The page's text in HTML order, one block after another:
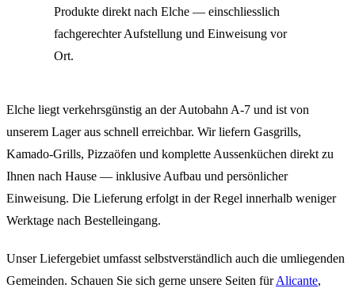
Produkte direkt nach Elche — einschliesslich
fachgerechter Aufstellung und Einweisung vor
Ort.
Elche liegt verkehrsgünstig an der Autobahn A-7 und ist von
unserem Lager aus schnell erreichbar. Wir liefern Gasgrills,
Kamado-Grills, Pizzaöfen und komplette Aussenküchen direkt zu
Ihnen nach Hause — inklusive Aufbau und persönlicher
Einweisung. Die Lieferung erfolgt in der Regel innerhalb weniger
Werktage nach Bestelleingang.
Unser Liefergebiet umfasst selbstverständlich auch die umliegenden
Gemeinden. Schauen Sie sich gerne unsere Seiten fürAlicante,